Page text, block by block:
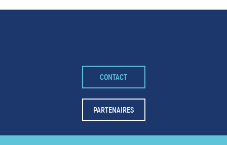
– FACEBOOK –
POUR LIKER
TA MER
CONTACT
PARTENAIRES